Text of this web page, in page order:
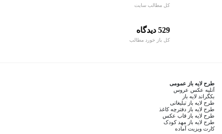
کل مطالب سایت
529 دیدگاه
کل باز خورد مطالب
طرح لایه باز عمومی
آتلیه عکس عروس
بکگراند لایه باز
طرح لایه باز تبلیغاتی
طرح لایه باز دفترچه کاغذ
طرح لایه باز قاب عکس
طرح لایه باز مهد کودک
کارت ویزیت آماده